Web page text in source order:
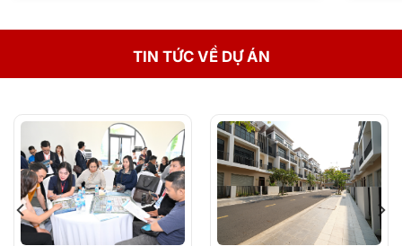
TIN TỨC VỀ DỰ ÁN